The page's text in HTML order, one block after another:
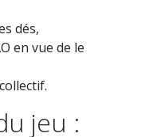
dés,
en vue de le
jeu :